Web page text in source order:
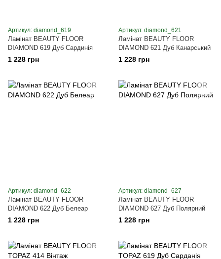
Артикул: diamond_619
Ламінат BEAUTY FLOOR
DIAMOND 619 Дуб Сардинія
1 228 грн
Артикул: diamond_621
Ламінат BEAUTY FLOOR
DIAMOND 621 Дуб Канарський
1 228 грн
Артикул: diamond_622
Ламінат BEAUTY FLOOR
DIAMOND 622 Дуб Белеар
1 228 грн
Артикул: diamond_627
Ламінат BEAUTY FLOOR
DIAMOND 627 Дуб Полярний
1 228 грн